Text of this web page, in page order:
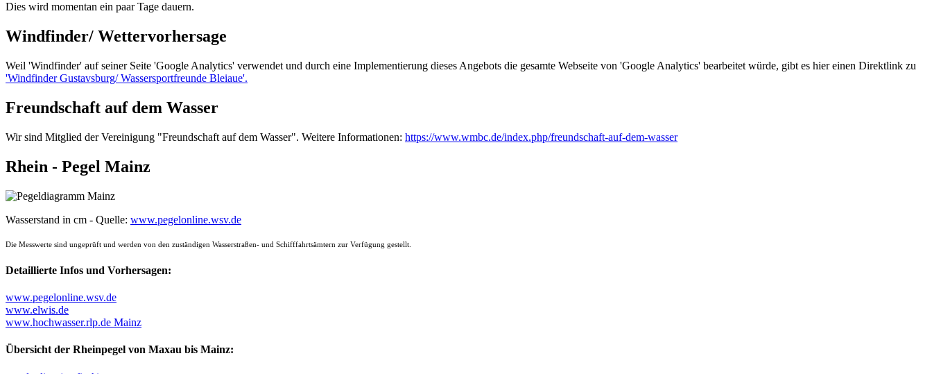
Dies wird momentan ein paar Tage dauern.
Windfinder/ Wettervorhersage
Weil 'Windfinder' auf seiner Seite 'Google Analytics' verwendet und durch eine Implementierung dieses Angebots die gesamte Webseite von 'Google Analytics' bearbeitet würde, gibt es hier einen Direktlink zu
'Windfinder Gustavsburg/ Wassersportfreunde Bleiaue'.
Freundschaft auf dem Wasser
Wir sind Mitglied der Vereinigung "Freundschaft auf dem Wasser". Weitere Informationen: https://www.wmbc.de/index.php/freundschaft-auf-dem-wasser
Rhein - Pegel Mainz
Wasserstand in cm - Quelle: www.pegelonline.wsv.de
Die Messwerte sind ungeprüft und werden von den zuständigen Wasserstraßen- und Schifffahrtsämtern zur Verfügung gestellt.
Detaillierte Infos und Vorhersagen:
www.pegelonline.wsv.de
www.elwis.de
www.hochwasser.rlp.de Mainz
Übersicht der Rheinpegel von Maxau bis Mainz: